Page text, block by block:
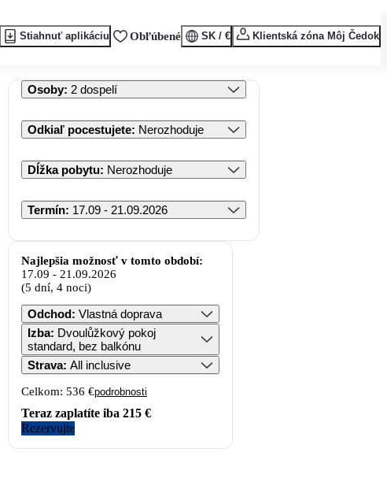
Stiahnuť aplikáciu Obľúbené SK / € Klientská zóna Môj Čedok
Osoby: 2 dospelí
Odkiaľ pocestujete: Nerozhoduje
Dĺžka pobytu: Nerozhoduje
Termín: 17.09 - 21.09.2026
Najlepšia možnosť v tomto období:
17.09 - 21.09.2026
(5 dní, 4 noci)
Odchod: Vlastná doprava
Izba: Dvoulůžkový pokoj
standard, bez balkónu
Strava: All inclusive
Celkom: 536 €podrobnosti
Teraz zaplatíte iba 215 €
Rezervujte